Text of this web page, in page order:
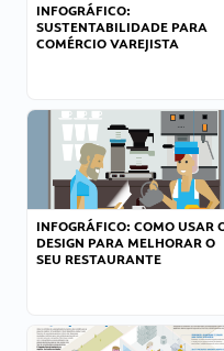
INFOGRÁFICO:
SUSTENTABILIDADE PARA
COMÉRCIO VAREJISTA
INFOGRÁFICO: COMO USAR
DESIGN PARA MELHORAR O
SEU RESTAURANTE